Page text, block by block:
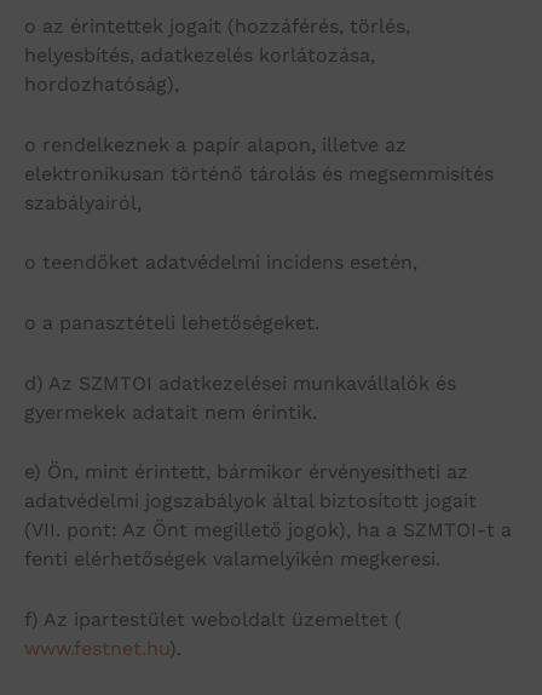
o az érintettek jogait (hozzáférés, törlés,
helyesbítés, adatkezelés korlátozása,
hordozhatóság),
o rendelkeznek a papír alapon, illetve az
elektronikusan történő tárolás és megsemmisítés
szabályairól,
o teendőket adatvédelmi incidens esetén,
o a panasztételi lehetőségeket.
d) Az SZMTOI adatkezelései munkavállalók és
gyermekek adatait nem érintik.
e) Ön, mint érintett, bármikor érvényesítheti az
adatvédelmi jogszabályok által biztosított jogait
(VII. pont: Az Önt megillető jogok), ha a SZMTOI-t a
fenti elérhetőségek valamelyikén megkeresi.
f) Az ipartestület weboldalt üzemeltet (
www.festnet.hu).